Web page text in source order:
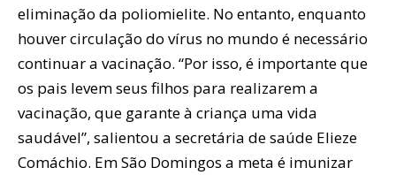
eliminação da poliomielite. No entanto, enquanto
houver circulação do vírus no mundo é necessário
continuar a vacinação. “Por isso, é importante que
os pais levem seus filhos para realizarem a
vacinação, que garante à criança uma vida
saudável”, salientou a secretária de saúde Elieze
Comáchio. Em São Domingos a meta é imunizar